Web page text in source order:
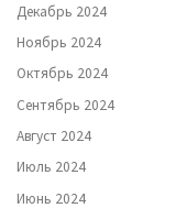
Декабрь 2024
Ноябрь 2024
Октябрь 2024
Сентябрь 2024
Август 2024
Июль 2024
Июнь 2024